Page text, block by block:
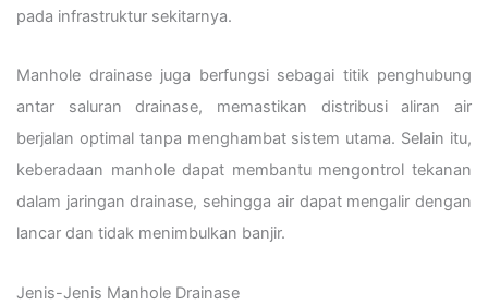
pada infrastruktur sekitarnya.
Manhole drainase juga berfungsi sebagai titik penghubung
antar saluran drainase, memastikan distribusi aliran air
berjalan optimal tanpa menghambat sistem utama. Selain itu,
keberadaan manhole dapat membantu mengontrol tekanan
dalam jaringan drainase, sehingga air dapat mengalir dengan
lancar dan tidak menimbulkan banjir.
Jenis-Jenis Manhole Drainase